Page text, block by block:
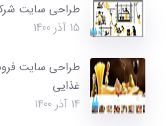
طراحی سایت
15 آذر 1400
طراحی سایت
غذایی
14 آذر 1400